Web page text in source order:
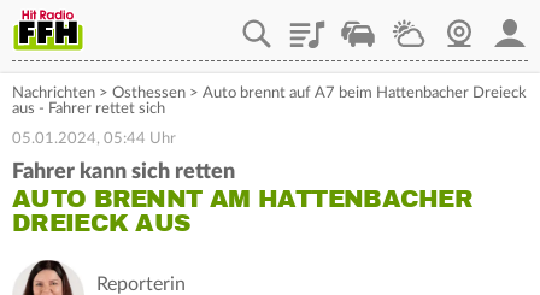
PlaylistStaupilotWetterWebcam
Nachrichten > Osthessen > Auto brennt auf A7 beim Hattenbacher Dreieck
aus - Fahrer rettet sich
05.01.2024, 05:44 Uhr
Fahrer kann sich retten
AUTO BRENNT AM HATTENBACHER
DREIECK AUS
Reporterin